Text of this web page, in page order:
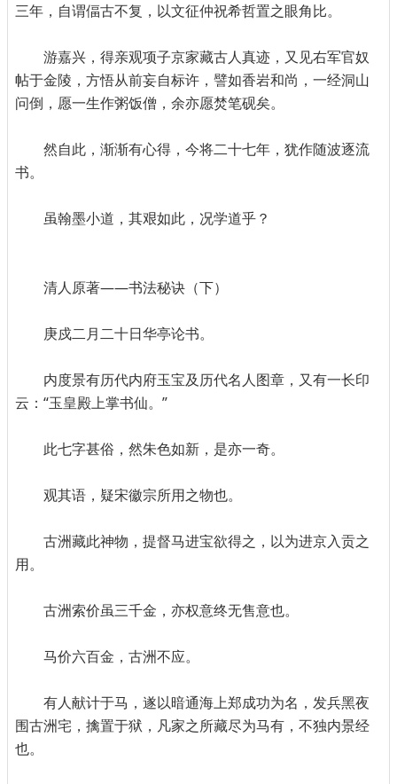
三年，自谓偪古不复，以文征仲祝希哲置之眼角比。
游嘉兴，得亲观项子京家藏古人真迹，又见右军官奴
帖于金陵，方悟从前妄自标许，譬如香岩和尚，一经洞山
问倒，愿一生作粥饭僧，余亦愿焚笔砚矣。
然自此，渐渐有心得，今将二十七年，犹作随波逐流
书。
虽翰墨小道，其艰如此，况学道乎？
清人原著——书法秘诀（下）
庚戍二月二十日华亭论书。
内度景有历代内府玉宝及历代名人图章，又有一长印
云：“玉皇殿上掌书仙。”
此七字甚俗，然朱色如新，是亦一奇。
观其语，疑宋徽宗所用之物也。
古洲藏此神物，提督马进宝欲得之，以为进京入贡之
用。
古洲索价虽三千金，亦权意终无售意也。
马价六百金，古洲不应。
有人献计于马，遂以暗通海上郑成功为名，发兵黑夜
围古洲宅，擒置于狱，凡家之所藏尽为马有，不独内景经
也。